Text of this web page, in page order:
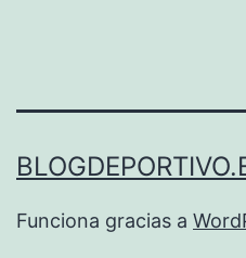
Funciona gracias a